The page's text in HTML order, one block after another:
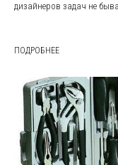
дизайнеров задач не
ПОДРОБНЕЕ